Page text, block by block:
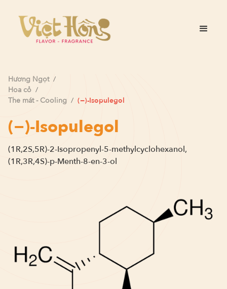
Hương Ngọt /
Hoa cỏ /
The mát - Cooling / (−)-Isopulegol
(−)-Isopulegol
(1R,2S,5R)-2-Isopropenyl-5-methylcyclohexanol,
(1R,3R,4S)-p-Menth-8-en-3-ol